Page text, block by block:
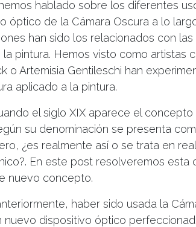
hablado sobre los diferentes
óptico de la Cámara Oscura a lo
han sido los relacionados con las
pintura. Hemos visto como artistas
o Artemisia Gentileschi han
aplicado a la pintura.
el siglo XIX aparece el concepto
su denominación se presenta
¿es realmente así o se trata en
En este post resolveremos esta
nuevo concepto.
haber sido usada la
nuevo dispositivo óptico